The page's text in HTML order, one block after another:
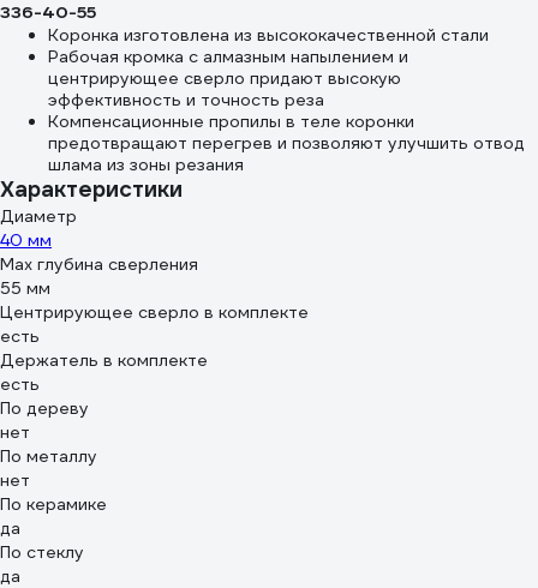
336-40-55
Коронка изготовлена из высококачественной стали
Рабочая кромка с алмазным напылением и
центрирующее сверло придают высокую
эффективность и точность реза
Компенсационные пропилы в теле коронки
предотвращают перегрев и позволяют улучшить отвод
шлама из зоны резания
Характеристики
Диаметр
40 мм
Max глубина сверления
55 мм
Центрирующее сверло в комплекте
есть
Держатель в комплекте
есть
По дереву
нет
По металлу
нет
По керамике
да
По стеклу
да